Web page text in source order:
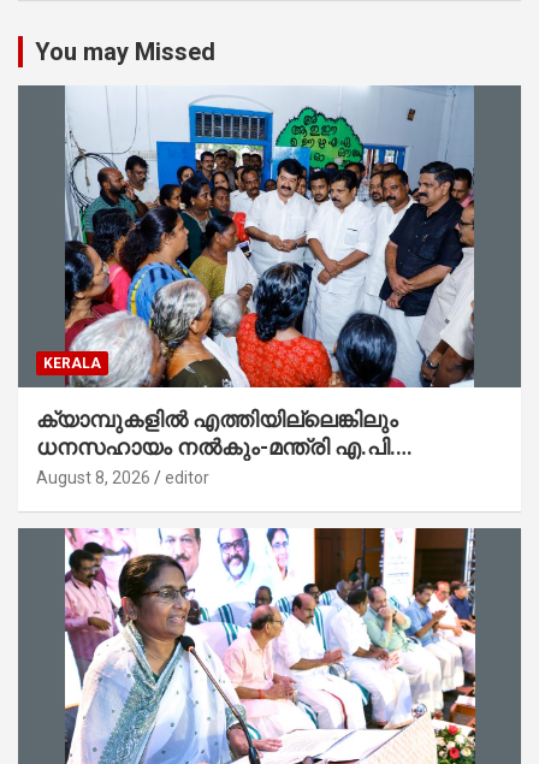
You may Missed
KERALA
ക്യാമ്പുകളിൽ എത്തിയില്ലെങ്കിലും
ധനസഹായം നൽകും-മന്ത്രി എ.പി.
അനിൽകുമാർ
August 8, 2026 editor